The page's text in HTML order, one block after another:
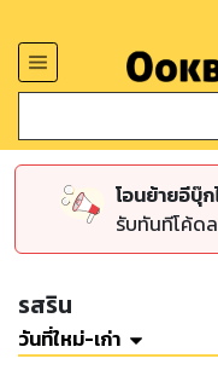
โอนย้ายอีบุ๊
รับทันทีโค้ด
รสริน
วันที่ใหม่-เก่า